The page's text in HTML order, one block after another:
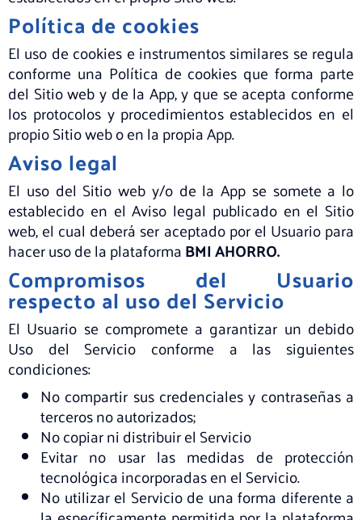
Política de cookies
El uso de cookies e instrumentos similares se regula
conforme una Política de cookies que forma parte
del Sitio web y de la App, y que se acepta conforme
los protocolos y procedimientos establecidos en el
propio Sitio web o en la propia App.
Aviso legal
El uso del Sitio web y/o de la App se somete a lo
establecido en el Aviso legal publicado en el Sitio
web, el cual deberá ser aceptado por el Usuario para
hacer uso de la plataformaBMI AHORRO.
Compromisos del Usuario
respecto al uso del Servicio
El Usuario se compromete a garantizar un debido
Uso del Servicio conforme a las siguientes
condiciones:
No compartir sus credenciales y contraseñas a
terceros no autorizados;
No copiar ni distribuir el Servicio
Evitar no usar las medidas de protección
tecnológica incorporadas en el Servicio.
No utilizar el Servicio de una forma diferente a